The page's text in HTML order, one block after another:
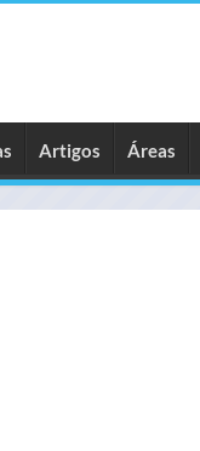
Artigos Áreas